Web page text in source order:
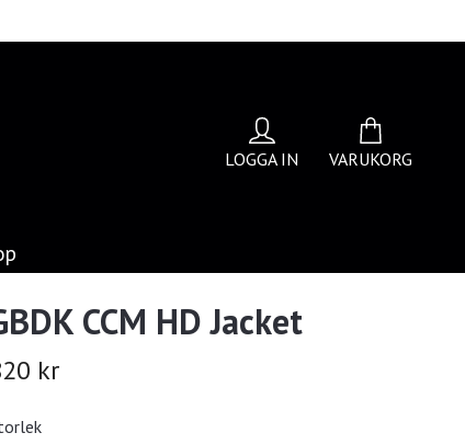
LOGGA IN VARUKORG
CCM HD Jacket
kr